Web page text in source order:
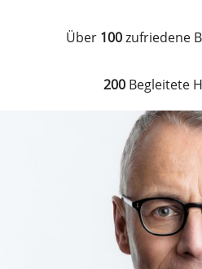
Über 100zufriedene
200Begleitete